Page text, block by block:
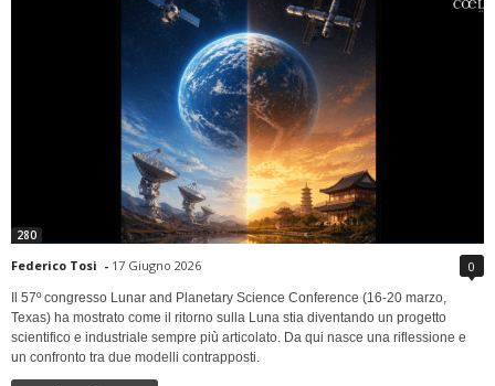
280
Federico Tosi - 17 Giugno 2026 0
Il 57º congresso Lunar and Planetary Science Conference (16-20 marzo,
Texas) ha mostrato come il ritorno sulla Luna stia diventando un progetto
scientifico e industriale sempre più articolato. Da qui nasce una riflessione e
un confronto tra due modelli contrapposti.